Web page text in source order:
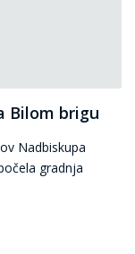
Bilom brigu
Nadbiskupa
gradnja